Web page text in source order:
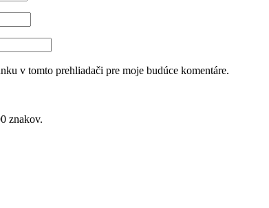
v tomto prehliadači pre moje budúce komentáre.
znakov.